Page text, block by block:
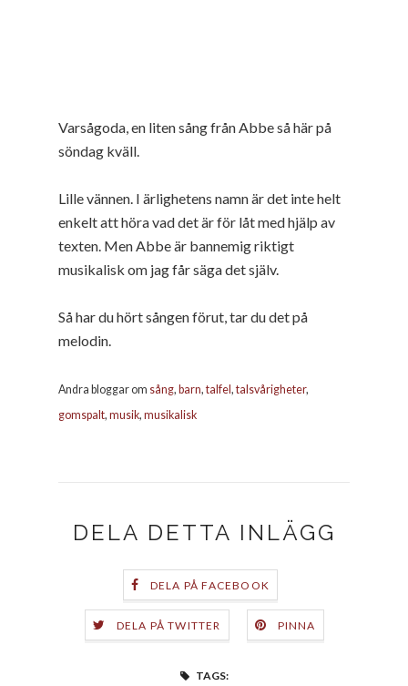
Varsågoda, en liten sång från Abbe så här på
söndag kväll.
Lille vännen. I ärlighetens namn är det inte helt
enkelt att höra vad det är för låt med hjälp av
texten. Men Abbe är bannemig riktigt
musikalisk om jag får säga det själv.
Så har du hört sången förut, tar du det på
melodin.
Andra bloggar om sång, barn, talfel, talsvårigheter,
gomspalt, musik, musikalisk
DELA DETTA INLÄGG
DELA PÅ FACEBOOK
DELA PÅ TWITTER PINNA
TAGS: